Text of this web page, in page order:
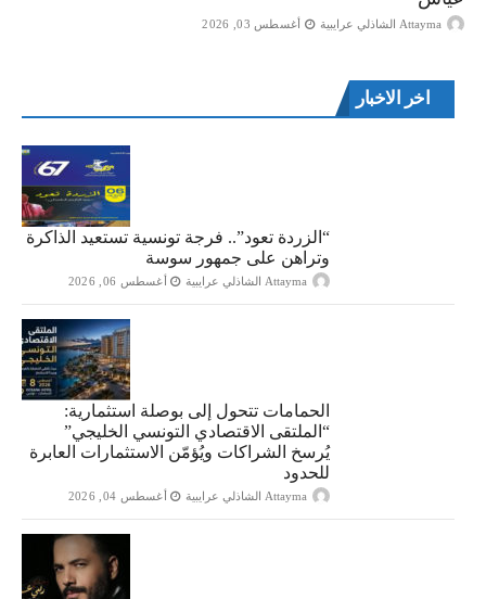
Attayma الشاذلي عرايبية أغسطس 03, 2026
اخر الاخبار
“الزردة تعود”.. فرجة تونسية تستعيد الذاكرة
وتراهن على جمهور سوسة
Attayma الشاذلي عرايبية أغسطس 06, 2026
الحمامات تتحول إلى بوصلة استثمارية:
“الملتقى الاقتصادي التونسي الخليجي”
يُرسخ الشراكات ويُؤمّن الاستثمارات العابرة
للحدود
Attayma الشاذلي عرايبية أغسطس 04, 2026